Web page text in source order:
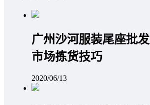
广州沙河服装尾座批发
市场拣货技巧
2020/06/13